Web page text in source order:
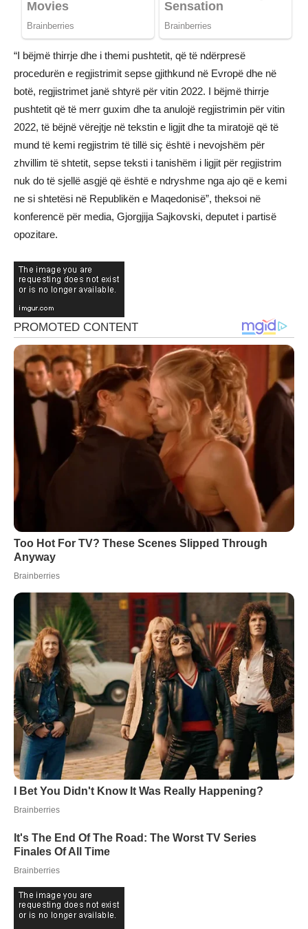
“I bëjmë thirrje dhe i themi pushtetit, që të ndërpresë
procedurën e regjistrimit sepse gjithkund në Evropë dhe në
botë, regjistrimet janë shtyrë për vitin 2022. I bëjmë thirrje
pushtetit që të merr guxim dhe ta anulojë regjistrimin për vitin
2022, të bëjnë vërejtje në tekstin e ligjit dhe ta miratojë që të
mund të kemi regjistrim të tillë siç është i nevojshëm për
zhvillim të shtetit, sepse teksti i tanishëm i ligjit për regjistrim
nuk do të sjellë asgjë që është e ndryshme nga ajo që e kemi
ne si shtetësi në Republikën e Maqedonisë”, theksoi në
konferencë për media, Gjorgjija Sajkovski, deputet i partisë
opozitare.